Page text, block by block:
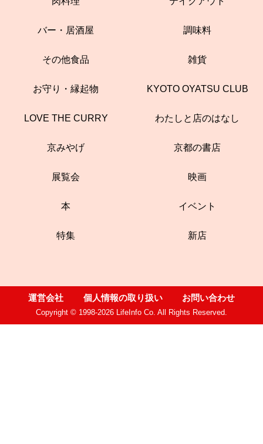
バー・居酒屋 調味料
その他食品 雑貨
お守り・縁起物 KYOTO OYATSU CLUB
LOVE THE CURRY わたしと店のはなし
京みやげ 京都の書店
展覧会 映画
本 イベント
特集 新店
運営会社 個人情報の取り扱い お問い合わせ
Copyright © 1998-2026 LifeInfo Co. All Rights Reserved.